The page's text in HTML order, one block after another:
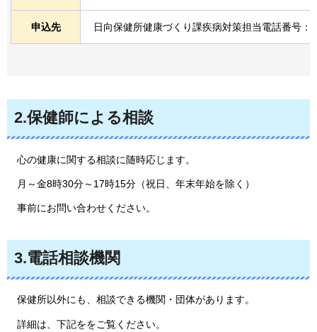
申込先 日向保健所健康づくり課疾病対策担当電話番号：
2.保健師による相談
心の健康に関する相談に随時応じます。
月～金8時30分～17時15分（祝日、年末年始を除く）
事前にお問い合わせください。
3.電話相談機関
保健所以外にも、相談できる機関・団体があります。
詳細は、 下記ををご覧ください。